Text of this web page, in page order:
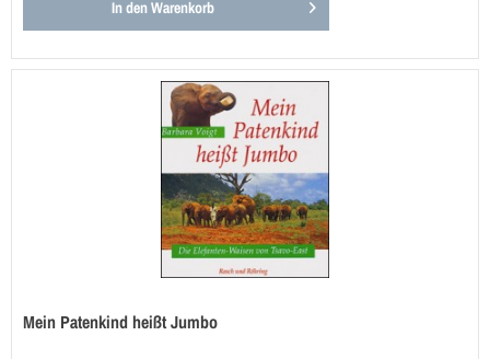
In denWarenkorb
Mein Patenkind heißt Jumbo